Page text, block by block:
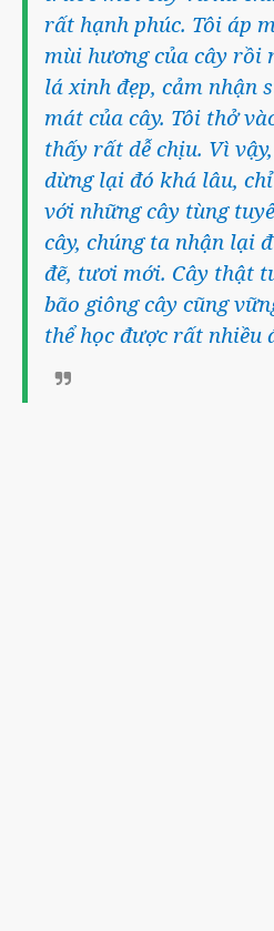
rất hạnh phúc. Tôi áp
mùi hương của cây rồi
lá xinh đẹp, cảm nhận
mát của cây. Tôi thở
thấy rất dễ chịu. Vì
dừng lại đó khá lâu,
với những cây tùng
cây, chúng ta nhận lại
đẽ, tươi mới. Cây thật
bão giông cây cũng
thể học được rất nhiều